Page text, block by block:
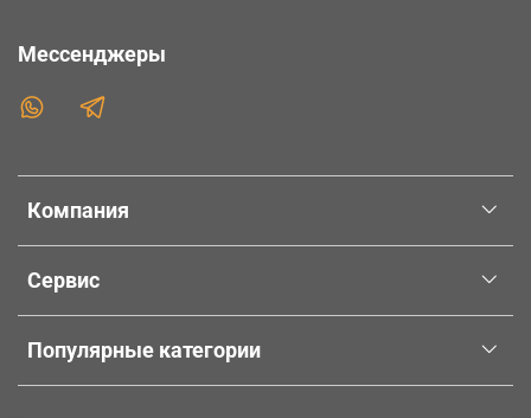
Компания
Сервис
Популярные категории
Мессенджеры